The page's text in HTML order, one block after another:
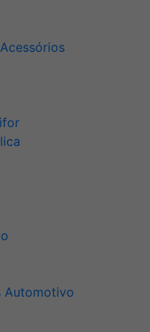
Automotivo